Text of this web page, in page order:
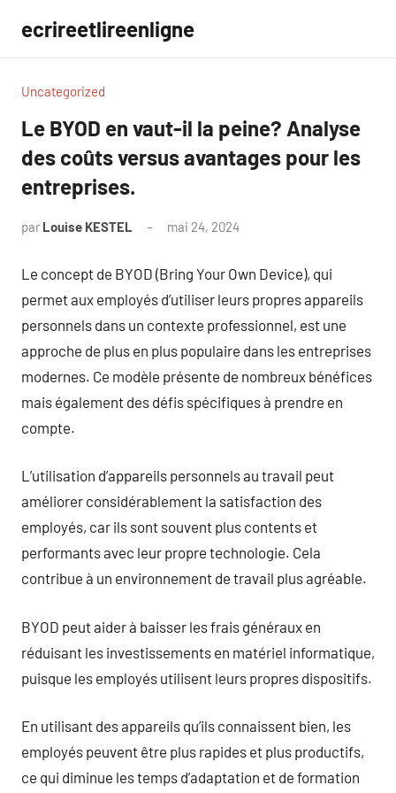
contenu
ecrireetlireenligne
Uncategorized
Le BYOD en vaut-il la peine? Analyse
des coûts versus avantages pour les
entreprises.
par Louise KESTEL mai 24, 2024
Le concept de BYOD (Bring Your Own Device), qui
permet aux employés d’utiliser leurs propres appareils
personnels dans un contexte professionnel, est une
approche de plus en plus populaire dans les entreprises
modernes. Ce modèle présente de nombreux bénéfices
mais également des défis spécifiques à prendre en
compte.
L’utilisation d’appareils personnels au travail peut
améliorer considérablement la satisfaction des
employés, car ils sont souvent plus contents et
performants avec leur propre technologie. Cela
contribue à un environnement de travail plus agréable.
BYOD peut aider à baisser les frais généraux en
réduisant les investissements en matériel informatique,
puisque les employés utilisent leurs propres dispositifs.
En utilisant des appareils qu’ils connaissent bien, les
employés peuvent être plus rapides et plus productifs,
ce qui diminue les temps d’adaptation et de formation